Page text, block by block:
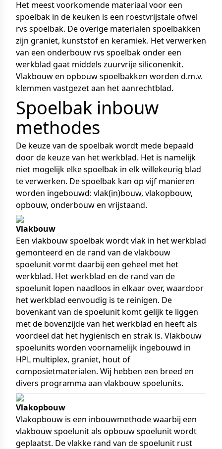
Het meest voorkomende materiaal voor een
spoelbak in de keuken is een roestvrijstale ofwel
rvs spoelbak. De overige materialen spoelbakken
zijn graniet, kunststof en keramiek. Het verwerken
van een onderbouw rvs spoelbak onder een
werkblad gaat middels zuurvrije siliconenkit.
Vlakbouw en opbouw spoelbakken worden d.m.v.
klemmen vastgezet aan het aanrechtblad.
Spoelbak inbouw
methodes
De keuze van de spoelbak wordt mede bepaald
door de keuze van het werkblad. Het is namelijk
niet mogelijk elke spoelbak in elk willekeurig blad
te verwerken. De spoelbak kan op vijf manieren
worden ingebouwd: vlak(in)bouw, vlakopbouw,
opbouw, onderbouw en vrijstaand.
Vlakbouw
Een vlakbouw spoelbak wordt vlak in het werkblad
gemonteerd en de rand van de vlakbouw
spoelunit vormt daarbij een geheel met het
werkblad. Het werkblad en de rand van de
spoelunit lopen naadloos in elkaar over, waardoor
het werkblad eenvoudig is te reinigen. De
bovenkant van de spoelunit komt gelijk te liggen
met de bovenzijde van het werkblad en heeft als
voordeel dat het hygiënisch en strak is. Vlakbouw
spoelunits worden voornamelijk ingebouwd in
HPL multiplex, graniet, hout of
composietmaterialen. Wij hebben een breed en
divers programma aan vlakbouw spoelunits.
Vlakopbouw
Vlakopbouw is een inbouwmethode waarbij een
vlakbouw spoelunit als opbouw spoelunit wordt
geplaatst. De vlakke rand van de spoelunit rust